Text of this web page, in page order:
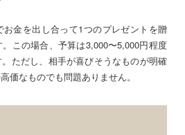
金を出し合って1つのプレゼントを贈
この場合、予算は3,000〜5,000円程度
ただし、相手が喜びそうなものが明確
価なものでも問題ありません。